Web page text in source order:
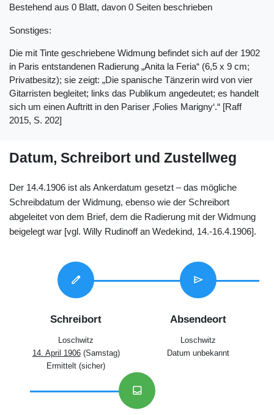
Bestehend aus 0 Blatt, davon 0 Seiten beschrieben
Sonstiges:
Die mit Tinte geschriebene Widmung befindet sich auf der 1902
in Paris entstandenen Radierung „Anita la Feria“ (6,5 x 9 cm;
Privatbesitz); sie zeigt: „Die spanische Tänzerin wird von vier
Gitarristen begleitet; links das Publikum angedeutet; es handelt
sich um einen Auftritt in den Pariser ‚Folies Marigny‘.“ [Raff
2015, S. 202]
Datum, Schreibort und Zustellweg
Der 14.4.1906 ist als Ankerdatum gesetzt – das mögliche
Schreibdatum der Widmung, ebenso wie der Schreibort
abgeleitet von dem Brief, dem die Radierung mit der Widmung
beigelegt war [vgl. Willy Rudinoff an Wedekind, 14.-16.4.1906].
edit
Schreibort
Loschwitz
14. April 1906(Samstag)
Ermittelt (sicher)
send
Absendeort
Loschwitz
Datum unbekannt
inbox